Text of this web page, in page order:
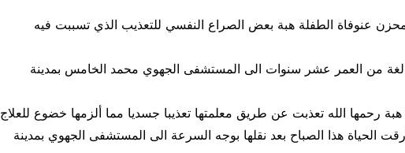
محزن عنوفاة الطفلة هبة بعض الصراع النفسي للتعذيب الذي تسببت فيه
من العمر عشر سنوات الى المستشفى الجهوي محمد الخامس بمدينة
رحمها الله تعذبت عن طريق معلمتها تعذيبا جسديا مما ألزمها خضوع للعلاج
الحياة هذا الصباح بعد نقلها بوجه السرعة الى المستشفى الجهوي بمدينة